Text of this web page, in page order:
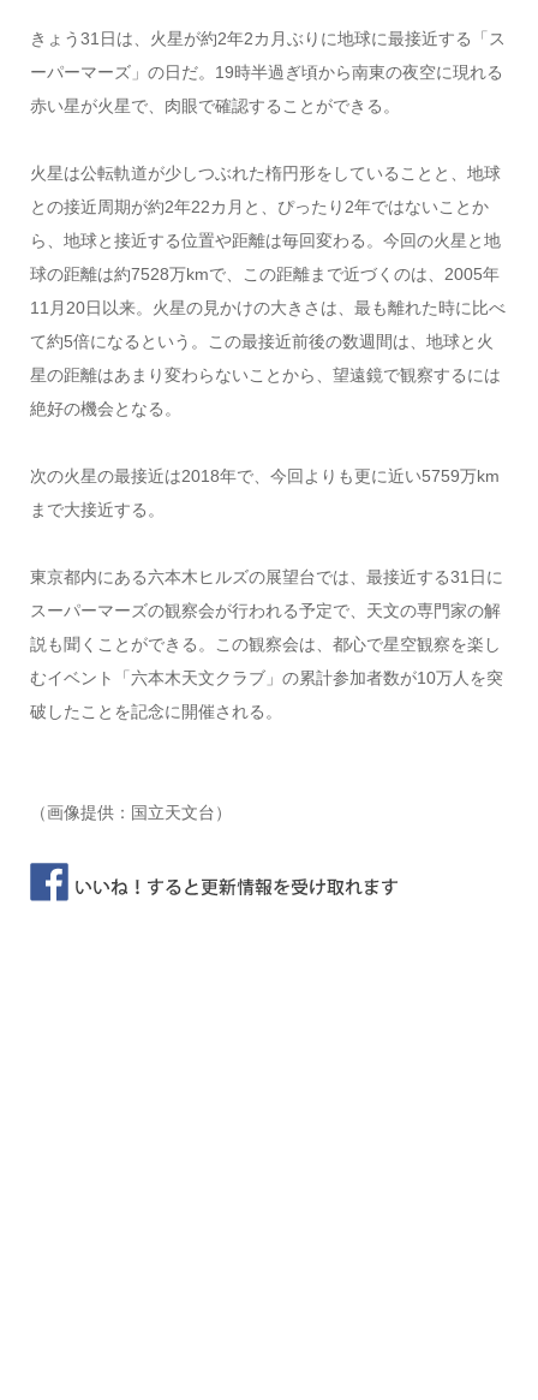
きょう31日は、火星が約2年2カ月ぶりに地球に最接近する「ス
ーパーマーズ」の日だ。19時半過ぎ頃から南東の夜空に現れる
赤い星が火星で、肉眼で確認することができる。
火星は公転軌道が少しつぶれた楕円形をしていることと、地球
との接近周期が約2年22カ月と、ぴったり2年ではないことか
ら、地球と接近する位置や距離は毎回変わる。今回の火星と地
球の距離は約7528万kmで、この距離まで近づくのは、2005年
11月20日以来。火星の見かけの大きさは、最も離れた時に比べ
て約5倍になるという。この最接近前後の数週間は、地球と火
星の距離はあまり変わらないことから、望遠鏡で観察するには
絶好の機会となる。
次の火星の最接近は2018年で、今回よりも更に近い5759万km
まで大接近する。
東京都内にある六本木ヒルズの展望台では、最接近する31日に
スーパーマーズの観察会が行われる予定で、天文の専門家の解
説も聞くことができる。この観察会は、都心で星空観察を楽し
むイベント「六本木天文クラブ」の累計参加者数が10万人を突
破したことを記念に開催される。
（画像提供：国立天文台）